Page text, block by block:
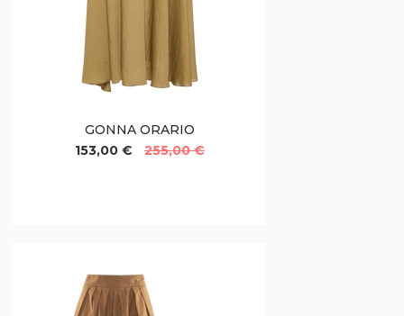
GONNA ORARIO
153,00 €
255,00 €